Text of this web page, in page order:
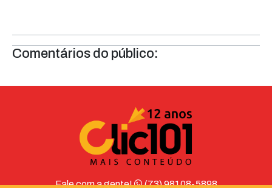
Comentários do público:
Fale com a gente! (73) 98108-5898